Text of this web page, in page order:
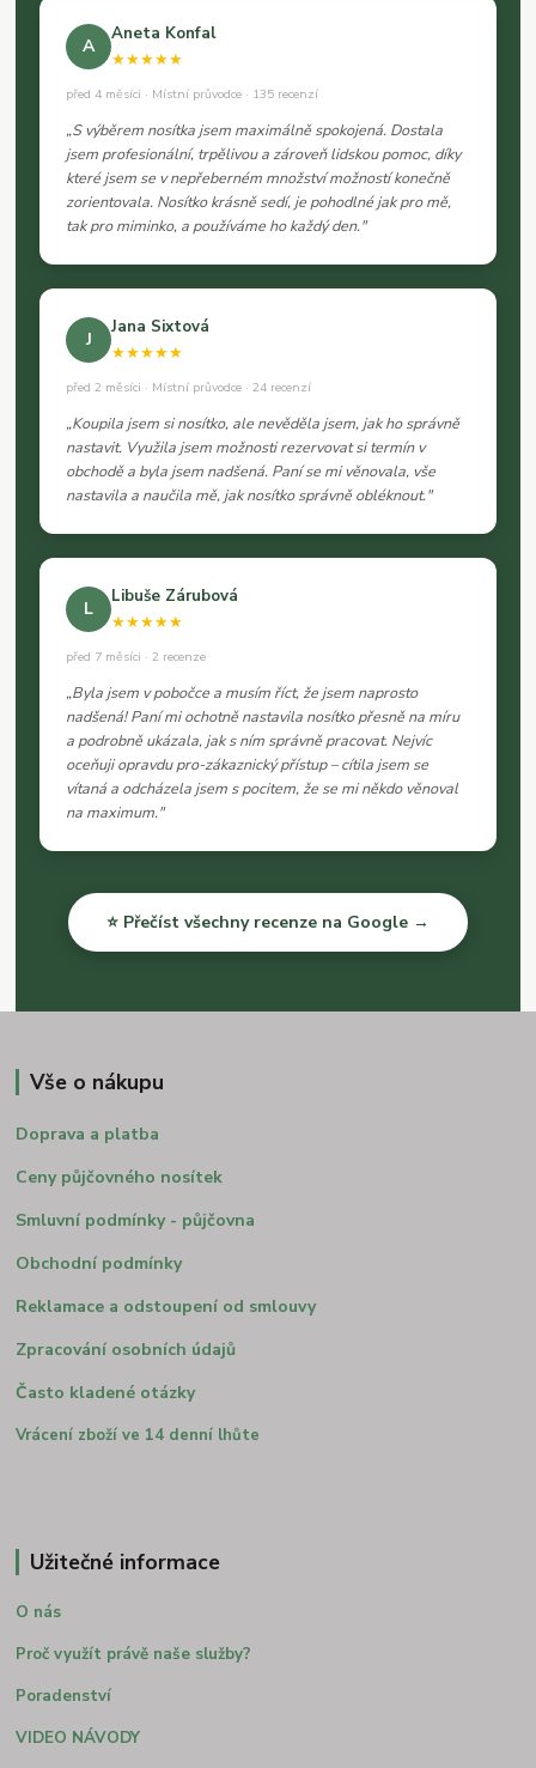
A
Aneta Konfal
★★★★★
před 4 měsíci · Místní průvodce · 135 recenzí
„S výběrem nosítka jsem maximálně spokojená. Dostala
jsem profesionální, trpělivou a zároveň lidskou pomoc, díky
které jsem se v nepřeberném množství možností konečně
zorientovala. Nosítko krásně sedí, je pohodlné jak pro mě,
tak pro miminko, a používáme ho každý den."
J
Jana Sixtová
★★★★★
před 2 měsíci · Místní průvodce · 24 recenzí
„Koupila jsem si nosítko, ale nevěděla jsem, jak ho správně
nastavit. Využila jsem možnosti rezervovat si termín v
obchodě a byla jsem nadšená. Paní se mi věnovala, vše
nastavila a naučila mě, jak nosítko správně obléknout."
L
Libuše Zárubová
★★★★★
před 7 měsíci · 2 recenze
„Byla jsem v pobočce a musím říct, že jsem naprosto
nadšená! Paní mi ochotně nastavila nosítko přesně na míru
a podrobně ukázala, jak s ním správně pracovat. Nejvíc
oceňuji opravdu pro-zákaznický přístup – cítila jsem se
vítaná a odcházela jsem s pocitem, že se mi někdo věnoval
na maximum."
⭐ Přečíst všechny recenze na Google →
Vše o nákupu
Doprava a platba
Ceny půjčovného nosítek
Smluvní podmínky - půjčovna
Obchodní podmínky
Reklamace a odstoupení od smlouvy
Zpracování osobních údajů
Často kladené otázky
Vrácení zboží ve 14 denní lhůte
Užitečné informace
O nás
Proč využít právě naše služby?
Poradenství
VIDEO NÁVODY